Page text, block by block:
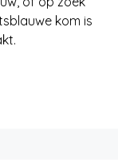
kom is